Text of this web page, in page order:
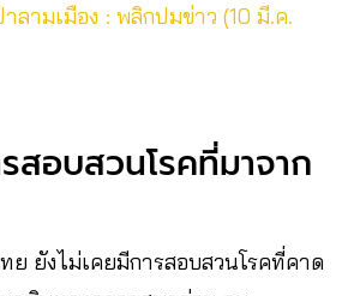
ลามเมือง : พลิกปมข่าว (10 มี.ค.
สอบสวนโรคที่มาจาก
ย ยังไม่เคยมีการสอบสวนโรคที่คาด